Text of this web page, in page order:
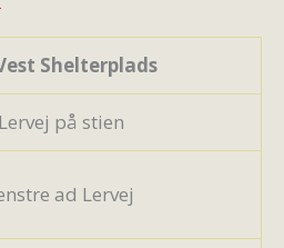
Shelterplads
på stien
ad Lervej